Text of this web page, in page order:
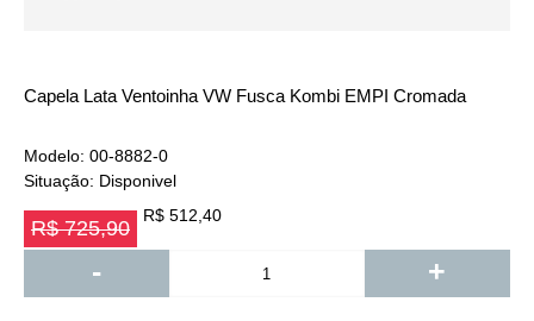
Capela Lata Ventoinha VW Fusca Kombi EMPI Cromada
Modelo: 00-8882-0
Situação: Disponivel
R$ 725,90
R$ 512,40
- +